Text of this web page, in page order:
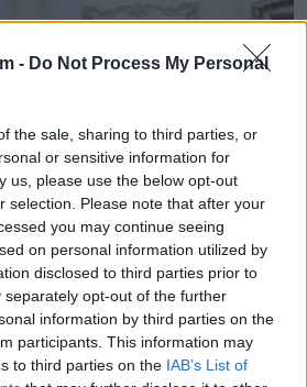
- Do Not Process My Personal
the sale, sharing to third parties, or
or sensitive information for
us, please use the below opt-out
selection. Please note that after your
you may continue seeing
on personal information utilized by
disclosed to third parties prior to
separately opt-out of the further
information by third parties on the
participants. This information may
to third parties on the IAB’s List of
ar bērniem, ir vērtība, kuru
– Sanda Ozoliņa un citu tētu atziņas